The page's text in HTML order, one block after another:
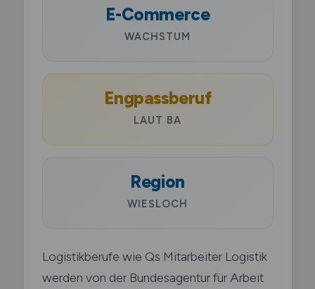
E-Commerce
WACHSTUM
Engpassberuf
LAUT BA
Region
WIESLOCH
Logistikberufe wie Qs Mitarbeiter Logistik
werden von der Bundesagentur für Arbeit